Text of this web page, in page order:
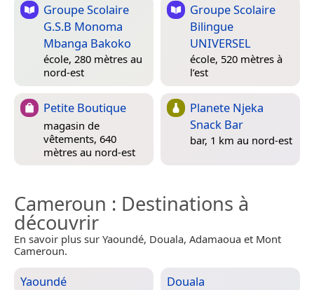
Groupe Scolaire
G.S.B Monoma
Mbanga Bakoko
école, 280 mètres au
nord-est
Groupe Scolaire
Bilingue
UNIVERSEL
école, 520 mètres à
l’est
Petite Boutique
magasin de
vêtements, 640
mètres au nord-est
Planete Njeka
Snack Bar
bar, 1 km au nord-est
Cameroun : Destinations à
découvrir
En savoir plus sur Yaoundé, Douala, Adamaoua et Mont
Cameroun.
Yaoundé Douala